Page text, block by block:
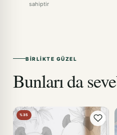
sahiptir
BIRLIKTE GÜZEL
Bunları da
%35